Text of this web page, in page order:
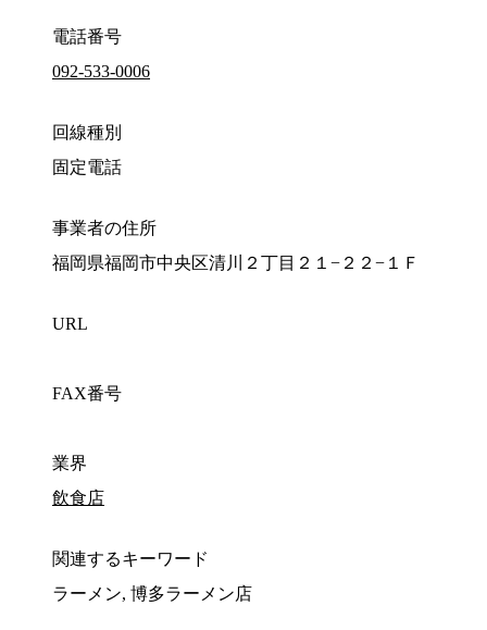
電話番号
092-533-0006
回線種別
固定電話
事業者の住所
福岡県福岡市中央区清川２丁目２１−２２−１Ｆ
URL
FAX番号
業界
飲食店
関連するキーワード
ラーメン, 博多ラーメン店